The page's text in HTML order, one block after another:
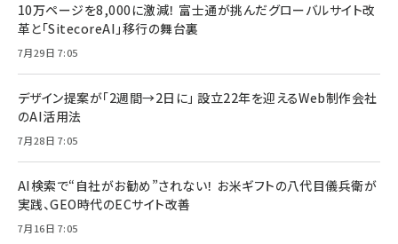
10万ページを8,000に激減！ 富士通が挑んだグローバルサイト改
革と「SitecoreAI」移行の舞台裏
7月29日 7:05
デザイン提案が「2週間→2日に」 設立22年を迎えるWeb制作会社
のAI活用法
7月28日 7:05
AI検索で“自社がお勧め”されない！ お米ギフトの八代目儀兵衛が
実践、GEO時代のECサイト改善
7月16日 7:05